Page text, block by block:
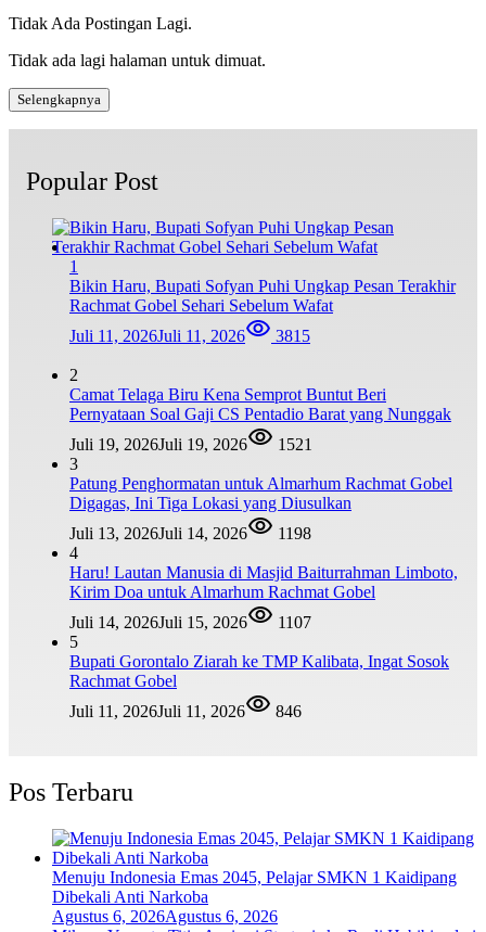
Tidak Ada Postingan Lagi.
Tidak ada lagi halaman untuk dimuat.
Selengkapnya
Popular Post
1
Bikin Haru, Bupati Sofyan Puhi Ungkap Pesan Terakhir
Rachmat Gobel Sehari Sebelum Wafat
Juli 11, 2026Juli 11, 2026 3815
2
Camat Telaga Biru Kena Semprot Buntut Beri
Pernyataan Soal Gaji CS Pentadio Barat yang Nunggak
Juli 19, 2026Juli 19, 2026
1521
3
Patung Penghormatan untuk Almarhum Rachmat Gobel
Digagas, Ini Tiga Lokasi yang Diusulkan
Juli 13, 2026Juli 14, 2026
1198
4
Haru! Lautan Manusia di Masjid Baiturrahman Limboto,
Kirim Doa untuk Almarhum Rachmat Gobel
Juli 14, 2026Juli 15, 2026
1107
5
Bupati Gorontalo Ziarah ke TMP Kalibata, Ingat Sosok
Rachmat Gobel
Juli 11, 2026Juli 11, 2026 846
Pos Terbaru
Menuju Indonesia Emas 2045, Pelajar SMKN 1 Kaidipang
Dibekali Anti Narkoba
Agustus 6, 2026Agustus 6, 2026